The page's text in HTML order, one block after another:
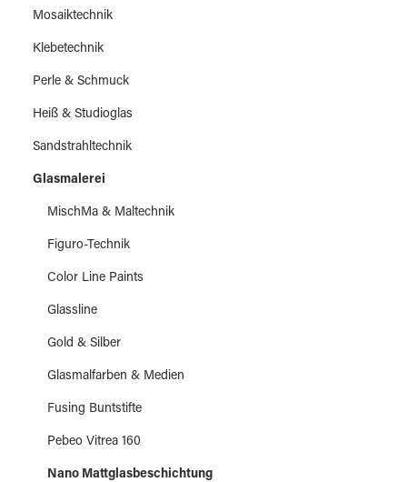
Mosaiktechnik
Klebetechnik
Perle & Schmuck
Heiß & Studioglas
Sandstrahltechnik
Glasmalerei
MischMa & Maltechnik
Figuro-Technik
Color Line Paints
Glassline
Gold & Silber
Glasmalfarben & Medien
Fusing Buntstifte
Pebeo Vitrea 160
Nano Mattglasbeschichtung